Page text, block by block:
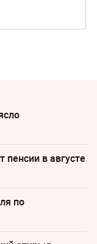
пенсии в августе
по